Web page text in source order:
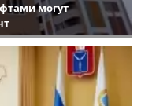
могут